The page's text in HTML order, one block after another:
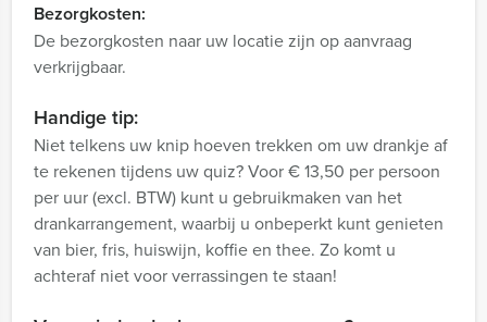
Bezorgkosten:
De bezorgkosten naar uw locatie zijn op aanvraag
verkrijgbaar.
Handige tip:
Niet telkens uw knip hoeven trekken om uw drankje af
te rekenen tijdens uw quiz? Voor € 13,50 per persoon
per uur (excl. BTW) kunt u gebruikmaken van het
drankarrangement, waarbij u onbeperkt kunt genieten
van bier, fris, huiswijn, koffie en thee. Zo komt u
achteraf niet voor verrassingen te staan!